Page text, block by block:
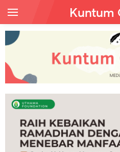
Kuntum